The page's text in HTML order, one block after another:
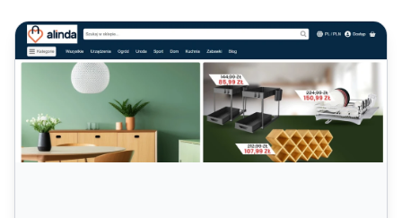
Programme d'affiliation Alinda Europe